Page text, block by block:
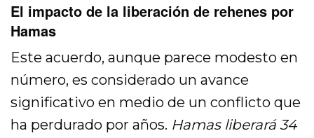
El impacto de la liberación de rehenes por
Hamas
Este acuerdo, aunque parece modesto en
número, es considerado un avance
significativo en medio de un conflicto que
ha perdurado por años. Hamas liberará 34